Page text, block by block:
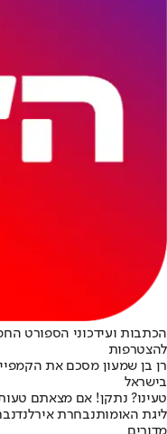
הכתבות ועידכוני הספורט
להצטרפות
רן בן שמעון מסכם את
בישראל
טעינו? נתקן! אם מצאתם
ליגת האומותנבחרת אירלנד